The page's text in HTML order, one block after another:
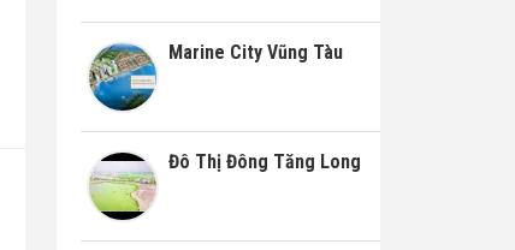
Marine City Vũng Tàu
Đô Thị Đông Tăng Long